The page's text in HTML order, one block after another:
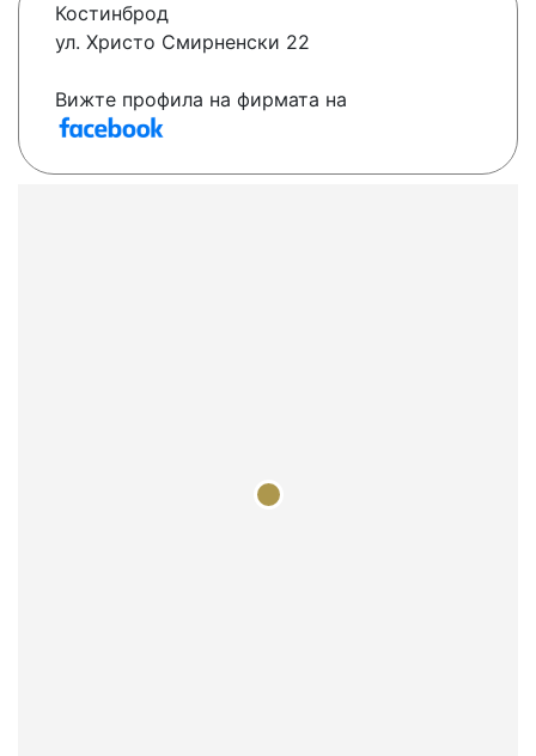
Костинброд
ул. Христо Смирненски 22
Вижте профила на фирмата на